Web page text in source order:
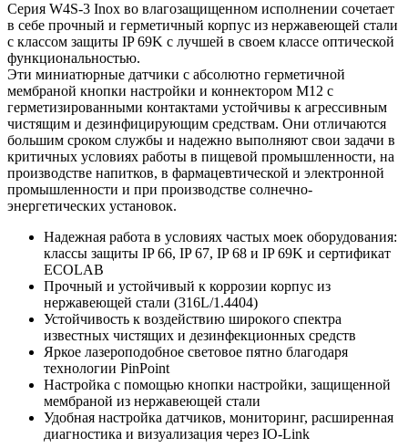
Серия W4S-3 Inox во влагозащищенном исполнении сочетает
в себе прочный и герметичный корпус из нержавеющей стали
с классом защиты IP 69K с лучшей в своем классе оптической
функциональностью.
Эти миниатюрные датчики с абсолютно герметичной
мембраной кнопки настройки и коннектором М12 с
герметизированными контактами устойчивы к агрессивным
чистящим и дезинфицирующим средствам. Они отличаются
большим сроком службы и надежно выполняют свои задачи в
критичных условиях работы в пищевой промышленности, на
производстве напитков, в фармацевтической и электронной
промышленности и при производстве солнечно-
энергетических установок.
Надежная работа в условиях частых моек оборудования:
классы защиты IP 66, IP 67, IP 68 и IP 69K и сертификат
ECOLAB
Прочный и устойчивый к коррозии корпус из
нержавеющей стали (316L/1.4404)
Устойчивость к воздействию широкого спектра
известных чистящих и дезинфекционных средств
Яркое лазероподобное световое пятно благодаря
технологии PinPoint
Настройка с помощью кнопки настройки, защищенной
мембраной из нержавеющей стали
Удобная настройка датчиков, мониторинг, расширенная
диагностика и визуализация через IO-Link